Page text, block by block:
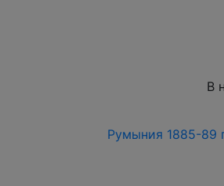
В
Румыния 1885-89